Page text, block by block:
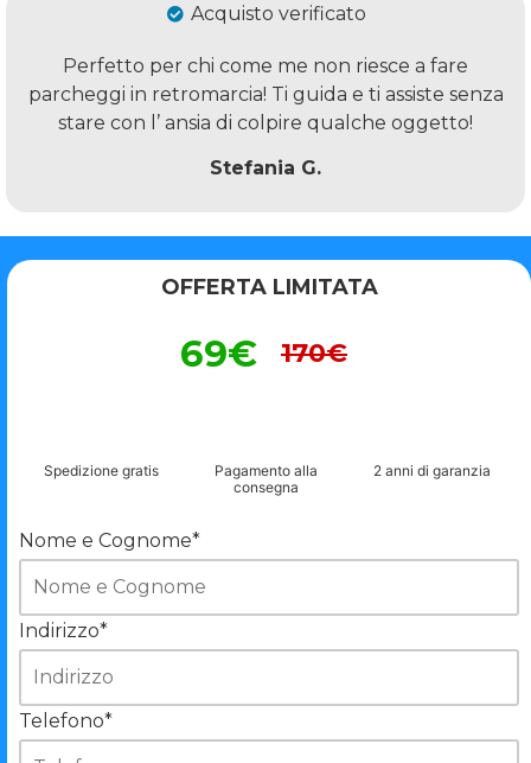
Acquisto verificato
Perfetto per chi come me non riesce a fare
parcheggi in retromarcia! Ti guida e ti assiste senza
stare con l’ ansia di colpire qualche oggetto!
Stefania G.
OFFERTA LIMITATA
69€ 170€
Spedizione gratis
Pagamento alla
consegna
2 anni di garanzia
Nome e Cognome*
Indirizzo*
Telefono*